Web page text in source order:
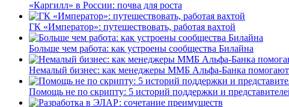
«Каргилл» в России: почва для роста
ГК «Император»: путешествовать, работая вахтой
Больше чем работа: как устроены сообщества Билайна
Немалый бизнес: как менеджеры ММБ Альфа-Банка помогают
Помощь не по скрипту: 5 историй поддержки и